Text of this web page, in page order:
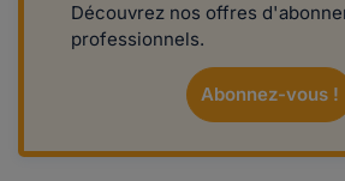
Découvrez nos offres
professionnels.
Abonnez-vous !